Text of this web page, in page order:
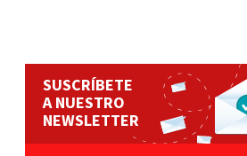
SUSCRÍBETE
A NUESTRO
NEWSLETTER